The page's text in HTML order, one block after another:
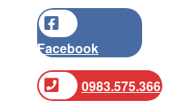
Facebook
0983.575.366